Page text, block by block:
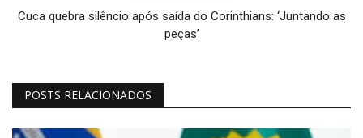
Cuca quebra silêncio após saída do Corinthians: ‘Juntando as
peças’
POSTS RELACIONADOS